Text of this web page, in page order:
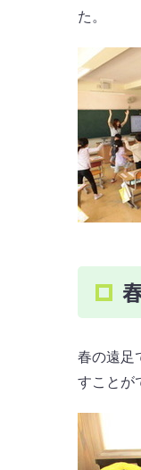
た。
春の遠足
すことが